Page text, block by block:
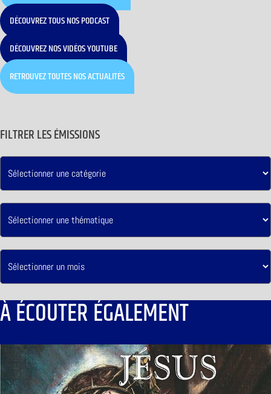
DÉCOUVREZ TOUS NOS PODCAST
DÉCOUVREZ NOS VIDÉOS YOUTUBE
RETROUVEZ TOUTES NOS ACTUALITÉS
FILTRER LES ÉMISSIONS
À ÉCOUTER ÉGALEMENT